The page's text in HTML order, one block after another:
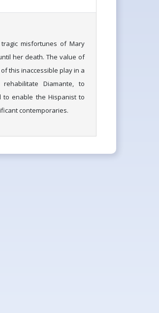
misfortunes of Mary
her death. The value of
this inaccessible play in a
Diamante, to
enable the Hispanist to
contemporaries.